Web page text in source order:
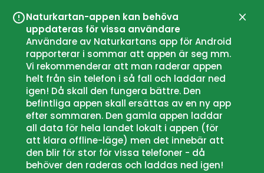
Naturkartan-appen kan behöva
uppdateras för vissa användare
Användare av Naturkartans app för Android
rapporterar i sommar att appen är seg mm.
Vi rekommenderar att man raderar appen
helt från sin telefon i så fall och laddar ned
igen! Då skall den fungera bättre. Den
befintliga appen skall ersättas av en ny app
efter sommaren. Den gamla appen laddar
all data för hela landet lokalt i appen (för
att klara offline-läge) men det innebär att
den blir för stor för vissa telefoner - då
behöver den raderas och laddas ned igen!